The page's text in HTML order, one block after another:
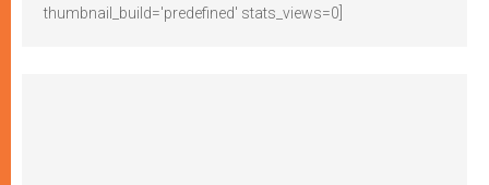
thumbnail_build='predefined' stats_views=0]